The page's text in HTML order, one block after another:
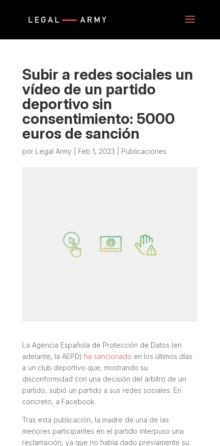
Subir a redes sociales un
vídeo de un partido
deportivo sin
consentimiento: 5000
euros de sanción
por Legal Army Feb 1, 2023 Publicaciones
La Agencia Española de Protección de Datos (en
adelante, la AEPD) ha sancionado en los últimos días
a un club deportivo que, mostrando su
disconformidad con una decisión del árbitro de un
partido, subió un partido a sus redes sociales. En
concreto, a Facebook.
Tras esta publicación, la madre de una de las
menores participantes en el partido interpuso una
reclamación, ya que no había dado previamente su